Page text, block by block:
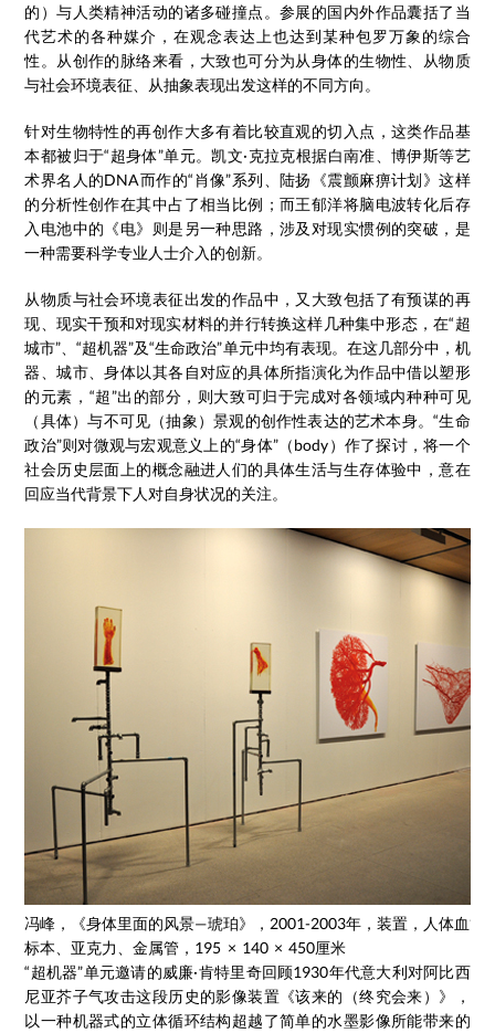
的）与人类精神活动的诸多碰撞点。参展的国内外作品囊括了当
代艺术的各种媒介，在观念表达上也达到某种包罗万象的综合
性。从创作的脉络来看，大致也可分为从身体的生物性、从物质
与社会环境表征、从抽象表现出发这样的不同方向。
针对生物特性的再创作大多有着比较直观的切入点，这类作品基
本都被归于“超身体”单元。凯文·克拉克根据白南准、博伊斯等艺
术界名人的DNA而作的“肖像”系列、陆扬《震颤麻痹计划》这样
的分析性创作在其中占了相当比例；而王郁洋将脑电波转化后存
入电池中的《电》则是另一种思路，涉及对现实惯例的突破，是
一种需要科学专业人士介入的创新。
从物质与社会环境表征出发的作品中，又大致包括了有预谋的再
现、现实干预和对现实材料的并行转换这样几种集中形态，在“超
城市”、“超机器”及“生命政治”单元中均有表现。在这几部分中，机
器、城市、身体以其各自对应的具体所指演化为作品中借以塑形
的元素，“超”出的部分，则大致可归于完成对各领域内种种可见
（具体）与不可见（抽象）景观的创作性表达的艺术本身。“生命
政治”则对微观与宏观意义上的“身体”（body）作了探讨，将一个
社会历史层面上的概念融进人们的具体生活与生存体验中，意在
回应当代背景下人对自身状况的关注。
冯峰，《身体里面的风景—琥珀》，2001-2003年，装置，人体血管
标本、亚克力、金属管，195 × 140 × 450厘米
“超机器”单元邀请的威廉·肯特里奇回顾1930年代意大利对阿比西
尼亚芥子气攻击这段历史的影像装置《该来的（终究会来）》，
以一种机器式的立体循环结构超越了简单的水墨影像所能带来的